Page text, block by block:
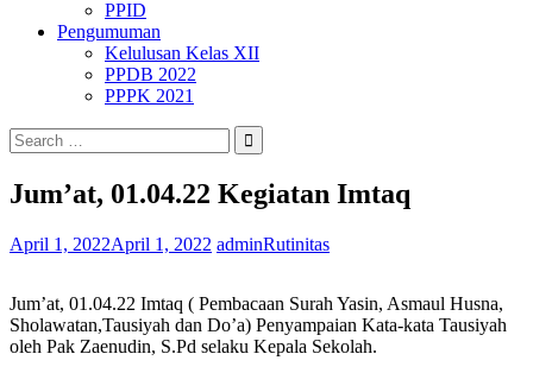
PPID
Pengumuman
Kelulusan Kelas XII
PPDB 2022
PPPK 2021
Search
for:
Jum’at, 01.04.22 Kegiatan Imtaq
April 1, 2022April 1, 2022 adminRutinitas
Jum’at, 01.04.22 Imtaq ( Pembacaan Surah Yasin, Asmaul Husna,
Sholawatan,Tausiyah dan Do’a) Penyampaian Kata-kata Tausiyah
oleh Pak Zaenudin, S.Pd selaku Kepala Sekolah.